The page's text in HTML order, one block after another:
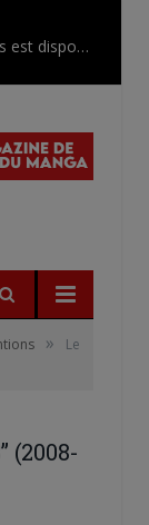
L’AnimeLand Hors-Série – Spécial Posters est disponible !
»
Le
(2008-